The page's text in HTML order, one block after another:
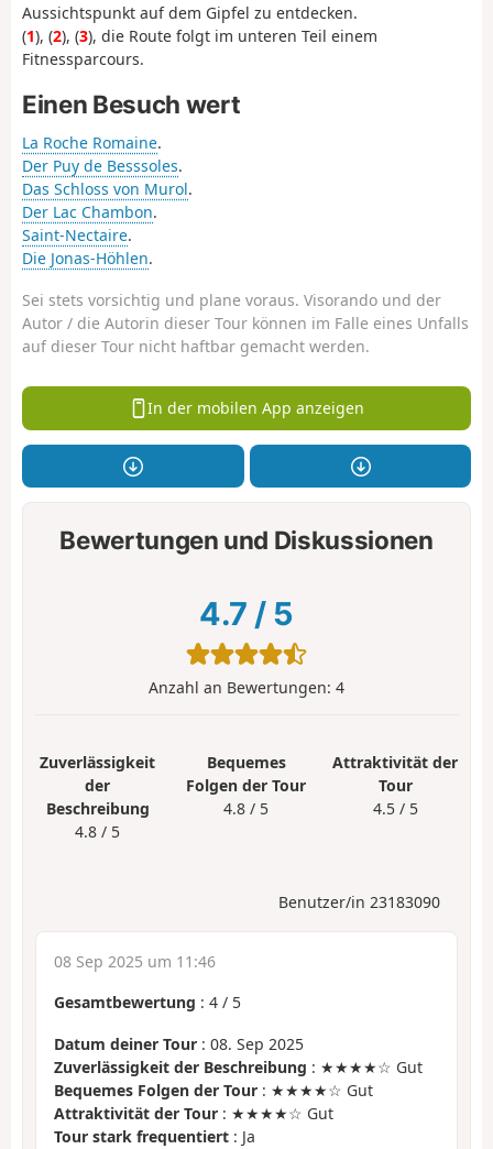
Aussichtspunkt auf dem Gipfel zu entdecken.
(1), (2), (3), die Route folgt im unteren Teil einem
Fitnessparcours.
Einen Besuch wert
La Roche Romaine.
Der Puy de Besssoles.
Das Schloss von Murol.
Der Lac Chambon.
Saint-Nectaire.
Die Jonas-Höhlen.
Sei stets vorsichtig und plane voraus. Visorando und der
Autor / die Autorin dieser Tour können im Falle eines Unfalls
auf dieser Tour nicht haftbar gemacht werden.
In der mobilen App anzeigen
Bewertungen und Diskussionen
4.7 / 5
Anzahl an Bewertungen: 4
Zuverlässigkeit
der
Beschreibung
4.8 / 5
Bequemes
Folgen der Tour
4.8 / 5
Attraktivität der
Tour
4.5 / 5
Benutzer/in 23183090
08 Sep 2025 um 11:46
Gesamtbewertung : 4 / 5
Datum deiner Tour : 08. Sep 2025
Zuverlässigkeit der Beschreibung : ★★★★☆ Gut
Bequemes Folgen der Tour : ★★★★☆ Gut
Attraktivität der Tour : ★★★★☆ Gut
Tour stark frequentiert : Ja